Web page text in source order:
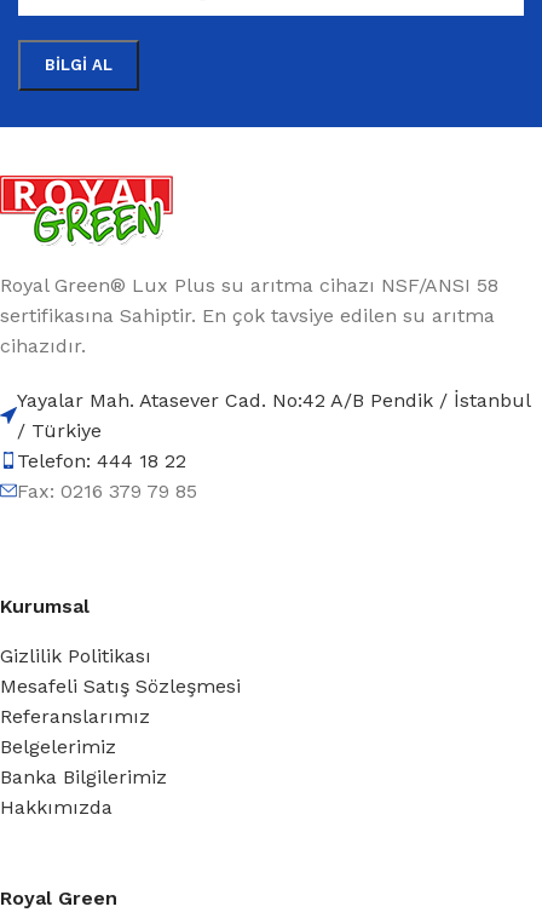
Royal Green® Lux Plus su arıtma cihazı NSF/ANSI 58
sertifikasına Sahiptir. En çok tavsiye edilen su arıtma
cihazıdır.
Yayalar Mah. Atasever Cad. No:42 A/B Pendik / İstanbul
/ Türkiye
Telefon: 444 18 22
Fax: 0216 379 79 85
Kurumsal
Gizlilik Politikası
Mesafeli Satış Sözleşmesi
Referanslarımız
Belgelerimiz
Banka Bilgilerimiz
Hakkımızda
Royal Green